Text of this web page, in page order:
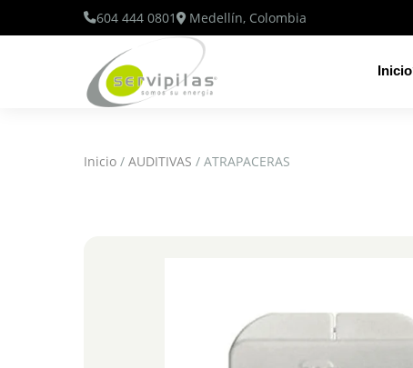
604 444 0801 Medellín, Colombia
Inicio
Inicio / AUDITIVAS / ATRAPACERAS